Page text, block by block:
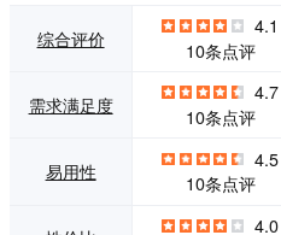
m），代理了全球
超过300家资源方
的视觉版权资源，
满足各类场景视觉
营销需求。2020年
6月，图虫与Adobe
正式达成战略合
作，成为其旗下创
意内容素材库 Ado
be Stock 中国独家
综合评价
4.1
10条点评
需求满足度
4.7
10条点评
易用性
4.5
10条点评
4.0